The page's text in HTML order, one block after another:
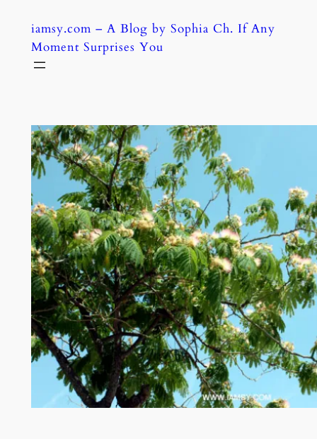
content
iamsy.com – A Blog by Sophia Ch. If Any
Moment Surprises You